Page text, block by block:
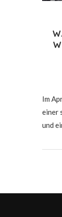
Im
einer
und